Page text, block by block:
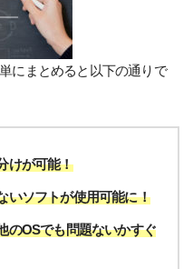
にまとめると以下の通りで
けが可能！
いソフトが使用可能に！
のOSでも問題ないかすぐ